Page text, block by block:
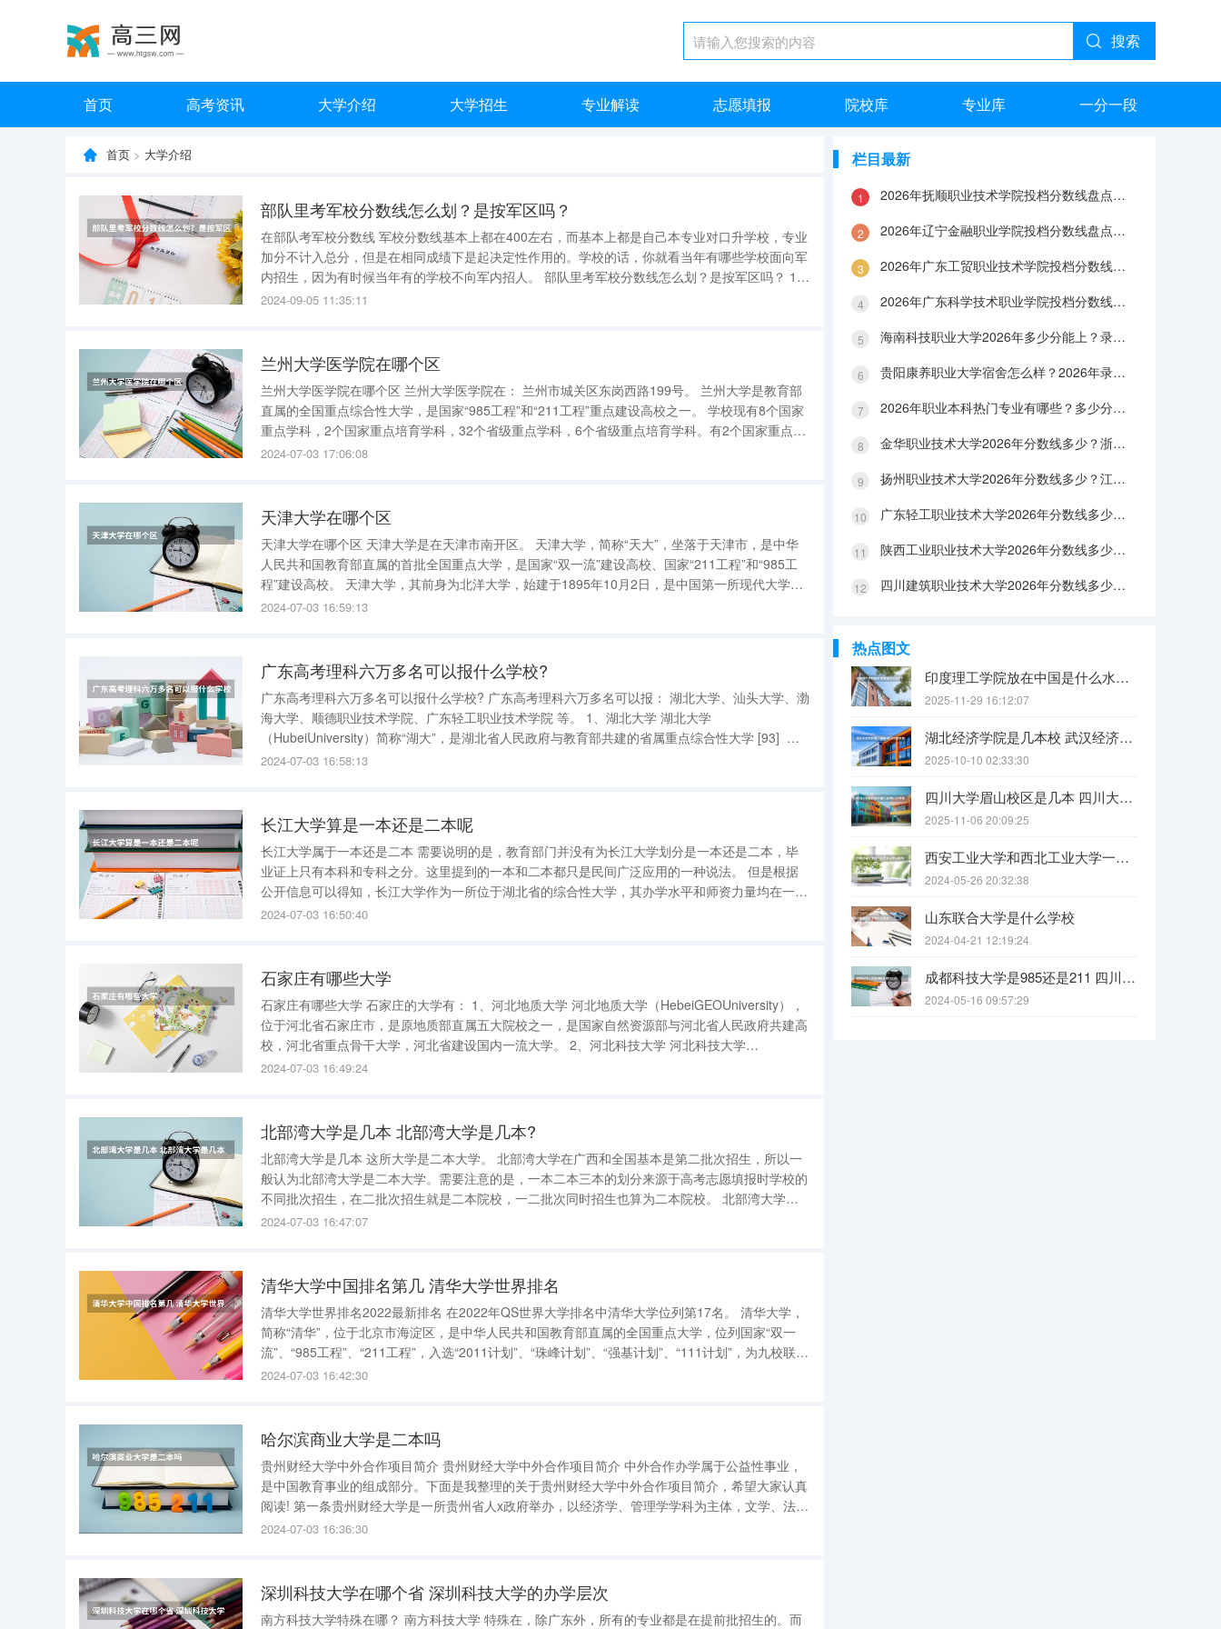
搜索
首页 高考资讯 大学介绍 大学招生 专业解读 志愿填报 院校库 专业库 一分一段
首页 > 大学介绍
部队里考军校分数线怎么划？是按军区吗？
在部队考军校分数线 军校分数线基本上都在400左右，而基本上都是自己本专业对口升学校，专业
加分不计入总分，但是在相同成绩下是起决定性作用的。学校的话，你就看当年有哪些学校面向军
内招生，因为有时候当年有的学校不向军内招人。 部队里考军校分数线怎么划？是按军区吗？ 1、
部队考军校招生是以军\区为单位的，所以每个军\区战士考军校的分数线是不同的。空军部队、海
2024-09-05 11:35:11
兰州大学医学院在哪个区
兰州大学医学院在哪个区 兰州大学医学院在： 兰州市城关区东岗西路199号。 兰州大学是教育部
直属的全国重点综合性大学，是国家“985工程”和“211工程”重点建设高校之一。 学校现有8个国家
重点学科，2个国家重点培育学科，32个省级重点学科，6个省级重点培育学科。有2个国家重点实
验室，6个教育部重点实验室，1个农业部重点开放实验室，2个教育部人文社会科学重点研究基
2024-07-03 17:06:08
天津大学在哪个区
天津大学在哪个区 天津大学是在天津市南开区。 天津大学，简称“天大”，坐落于天津市，是中华
人民共和国教育部直属的首批全国重点大学，是国家“双一流”建设高校、国家“211工程”和“985工
程”建设高校。 天津大学，其前身为北洋大学，始建于1895年10月2日，是中国第一所现代大学，
开中国近代高等教育之先河；1912年1月，北洋大学堂定名为北洋大学校，1913年定名国立北洋大
2024-07-03 16:59:13
广东高考理科六万多名可以报什么学校?
广东高考理科六万多名可以报什么学校? 广东高考理科六万多名可以报： 湖北大学、汕头大学、渤
海大学、顺德职业技术学院、广东轻工职业技术学院 等。 1、湖北大学 湖北大学
（HubeiUniversity）简称“湖大”，是湖北省人民政府与教育部共建的省属重点综合性大学 [93] ，
位列湖北省“双一流”建设高校，入选国家“中西部高校基础能力建设工程”、“111计划”、湖北省2011
2024-07-03 16:58:13
长江大学算是一本还是二本呢
长江大学属于一本还是二本 需要说明的是，教育部门并没有为长江大学划分是一本还是二本，毕
业证上只有本科和专科之分。这里提到的一本和二本都只是民间广泛应用的一种说法。 但是根据
公开信息可以得知，长江大学作为一所位于湖北省的综合性大学，其办学水平和师资力量均在一些
二本高校之上，被认为是一所“二本加强版”的高等院校。同时，它也被认为是湖北省内唯一的一所
2024-07-03 16:50:40
石家庄有哪些大学
石家庄有哪些大学 石家庄的大学有： 1、河北地质大学 河北地质大学（HebeiGEOUniversity），
位于河北省石家庄市，是原地质部直属五大院校之一，是国家自然资源部与河北省人民政府共建高
校，河北省重点骨干大学，河北省建设国内一流大学。 2、河北科技大学 河北科技大学
（HebeiUniversityofScience&amp;Technology），坐落于河北省石家
2024-07-03 16:49:24
北部湾大学是几本 北部湾大学是几本?
北部湾大学是几本 这所大学是二本大学。 北部湾大学在广西和全国基本是第二批次招生，所以一
般认为北部湾大学是二本大学。需要注意的是，一本二本三本的划分来源于高考志愿填报时学校的
不同批次招生，在二批次招生就是二本院校，一二批次同时招生也算为二本院校。 北部湾大学位
于广西壮族自治区钦州市，是一所以工学、理学、管理学为主的全日制普通高等学校。 北部湾大
2024-07-03 16:47:07
清华大学中国排名第几 清华大学世界排名
清华大学世界排名2022最新排名 在2022年QS世界大学排名中清华大学位列第17名。 清华大学，
简称“清华”，位于北京市海淀区，是中华人民共和国教育部直属的全国重点大学，位列国家“双一
流”、“985工程”、“211工程”，入选“2011计划”、“珠峰计划”、“强基计划”、“111计划”，为九校联盟
2024-07-03 16:42:30
哈尔滨商业大学是二本吗
贵州财经大学中外合作项目简介 贵州财经大学中外合作项目简介 中外合作办学属于公益性事业，
是中国教育事业的组成部分。下面是我整理的关于贵州财经大学中外合作项目简介，希望大家认真
阅读! 第一条贵州财经大学是一所贵州省人x政府举办，以经济学、管理学学科为主体，文学、法
学、理学、工学、教育学、艺术学等学科协调发展的财经类大学，在教育部本科教学工作水平评估
2024-07-03 16:36:30
深圳科技大学在哪个省 深圳科技大学的办学层次
南方科技大学特殊在哪？ 南方科技大学 特殊在，除广东外，所有的专业都是在提前批招生的。而
栏目最新
2026年抚顺职业技术学院投档分数线盘点：录取分数、生活与就业指南
2026年辽宁金融职业学院投档分数线盘点：录取分数、生活与就业指南
2026年广东工贸职业技术学院投档分数线盘点：录取分数、生活与就业指南
2026年广东科学技术职业学院投档分数线盘点：录取分数、生活与就业指南
海南科技职业大学2026年多少分能上？录取分数线与生活成本解答
贵阳康养职业大学宿舍怎么样？2026年录取分数、费用及入学手续
2026年职业本科热门专业有哪些？多少分能上？绿牌专业有哪些？
金华职业技术大学2026年分数线多少？浙江考生563分能上吗？机械专业好就业吗？
扬州职业技术大学2026年分数线多少？江苏考生528分能上吗？医养照护好就业吗？
广东轻工职业技术大学2026年分数线多少？广东考生542分能上吗？
陕西工业职业技术大学2026年分数线多少？陕西考生355分能上吗？机械专业好就业吗？
四川建筑职业技术大学2026年分数线多少？四川考生510分能上吗？建筑专业好就业吗？
热点图文
印度理工学院放在中国是什么水平？
2025-11-29 16:12:07
湖北经济学院是几本校 武汉经济学院是几本
2025-10-10 02:33:30
四川大学眉山校区是几本 四川大学锦江学院是几本？咋样？
2025-11-06 20:09:25
西安工业大学和西北工业大学一样吗
2024-05-26 20:32:38
山东联合大学是什么学校
2024-04-21 12:19:24
成都科技大学是985还是211 四川科技大学全国排名
2024-05-16 09:57:29